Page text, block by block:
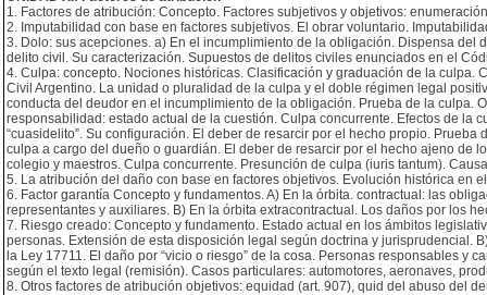
1. Factores de atribución: Concepto. Factores subjetivos y objetivos:
2. Imputabilidad con base en factores subjetivos. El obrar voluntario.
3. Dolo: sus acepciones. a) En el incumplimiento de la obligación. Dispensa
delito civil. Su caracterización. Supuestos de delitos civiles enunciados en el
4. Culpa: concepto. Nociones históricas. Clasificación y graduación de la
Civil Argentino. La unidad o pluralidad de la culpa y el doble régimen legal
conducta del deudor en el incumplimiento de la obligación. Prueba de la culpa.
responsabilidad: estado actual de la cuestión. Culpa concurrente. Efectos de la
“cuasidelito”. Su configuración. El deber de resarcir por el hecho propio.
culpa a cargo del dueño o guardián. El deber de resarcir por el hecho ajeno de
colegio y maestros. Culpa concurrente. Presunción de culpa (iuris tantum).
5. La atribución del daño con base en factores objetivos. Evolución histórica en
6. Factor garantía Concepto y fundamentos. A) En la órbita. contractual: las
representantes y auxiliares. B) En la órbita extracontractual. Los daños por los
7. Riesgo creado: Concepto y fundamento. Estado actual en los ámbitos
personas. Extensión de esta disposición legal según doctrina y jurisprudencial.
la Ley 17711. El daño por “vicio o riesgo” de la cosa. Personas responsables
según el texto legal (remisión). Casos particulares: automotores, aeronaves,
8. Otros factores de atribución objetivos: equidad (art. 907), quid del abuso del